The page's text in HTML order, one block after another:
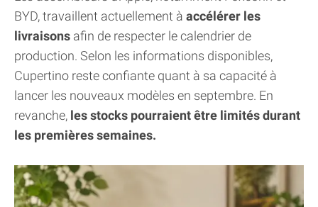
BYD, travaillent actuellement à accélérer les
livraisons afin de respecter le calendrier de
production. Selon les informations disponibles,
Cupertino reste confiante quant à sa capacité à
lancer les nouveaux modèles en septembre. En
revanche, les stocks pourraient être limités durant
les premières semaines.